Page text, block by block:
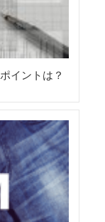
イントは？